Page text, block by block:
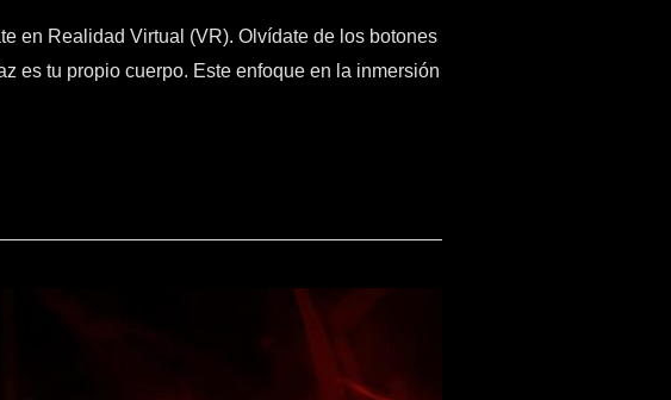
en Realidad Virtual (VR). Olvídate de los botones
es tu propio cuerpo. Este enfoque en la inmersión